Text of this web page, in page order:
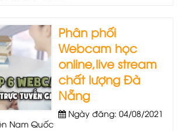
Phân phối
Webcam học
online,live stream
chất lượng Đà
Nẵng
Ngày đăng: 04/08/2021
Nam Quốc